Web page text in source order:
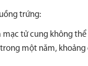
trứng:
tử cung không
một năm,